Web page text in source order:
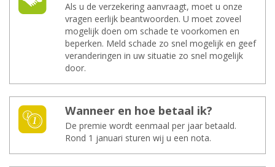
Als u de verzekering aanvraagt, moet u onze
vragen eerlijk beantwoorden. U moet zoveel
mogelijk doen om schade te voorkomen en
beperken. Meld schade zo snel mogelijk en geef
veranderingen in uw situatie zo snel mogelijk
door.
Wan­neer en hoe be­taal ik?
De premie wordt eenmaal per jaar betaald.
Rond 1 januari sturen wij u een nota.